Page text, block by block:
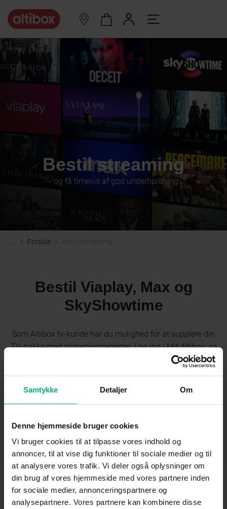
Samtykke Detaljer Om
Denne hjemmeside bruger cookies
Vi bruger cookies til at tilpasse vores indhold og
annoncer, til at vise dig funktioner til sociale medier og til
at analysere vores trafik. Vi deler også oplysninger om
din brug af vores hjemmeside med vores partnere inden
for sociale medier, annonceringspartnere og
analysepartnere. Vores partnere kan kombinere disse
Bestil streaming
- og få timevis af god underholdning
... Forside
Bestil Viaplay, Max og
SkyShowtime
Som Altibox tv-kunde har du mulighed for at supplere din
TV-pakke med streamingtjenester. Log ind i Mit Altibox, se
Internet og TV
Er du ikke kunde endnu, kan du finde vores internet- og tv-
produkter her: